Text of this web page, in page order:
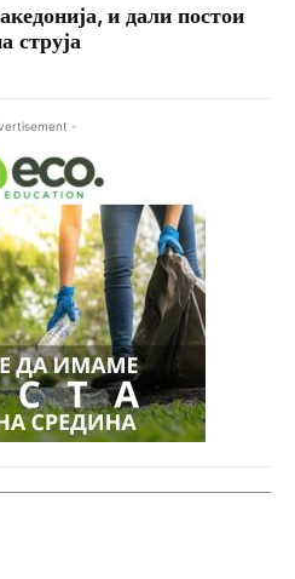
и дали постои
струја
-